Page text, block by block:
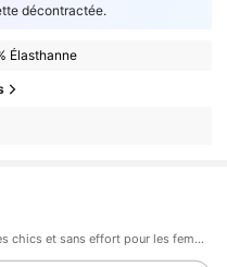
décontractée.
Élasthanne
SHEIN Clasi conçoit des pièces chics et sans effort pour les femmes qui recherchent un look élevé.